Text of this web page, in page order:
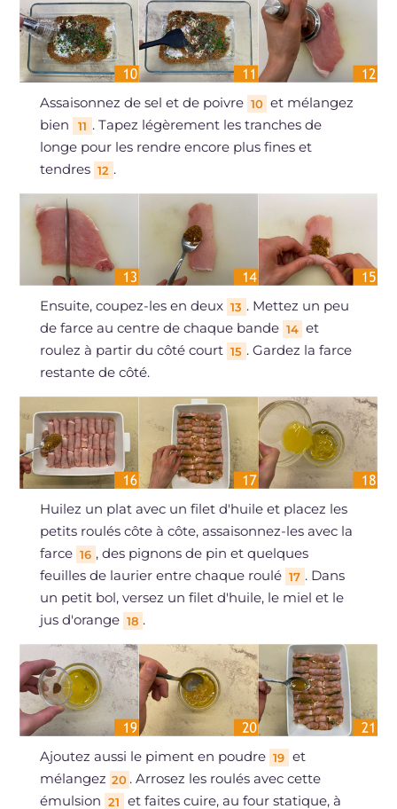
Assaisonnez de sel et de poivre 10 et mélangez
bien
11 . Tapez légèrement les tranches de
longe pour les rendre encore plus fines et
tendres 12 .
Ensuite, coupez-les en deux 13 . Mettez un peu
de farce au centre de chaque bande 14 et
roulez à partir du côté court 15 . Gardez la farce
restante de côté.
Huilez un plat avec un filet d'huile et placez les
petits roulés côte à côte, assaisonnez-les avec la
farce 16 , des pignons de pin et quelques
feuilles de laurier entre chaque roulé 17 . Dans
un petit bol, versez un filet d'huile, le miel et le
jus d'orange 18 .
Ajoutez aussi le piment en poudre 19 et
mélangez 20 . Arrosez les roulés avec cette
émulsion 21
et faites cuire, au four statique, à